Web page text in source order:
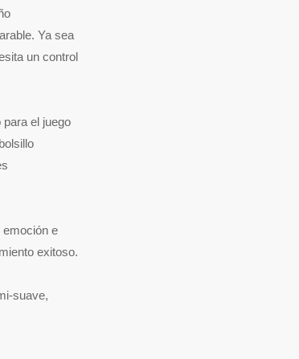
Ya sea
un control
el juego
emoción e
exitoso.
suave,